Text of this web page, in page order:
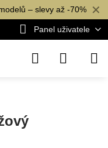
✕
– slevy až -70%
Panel uživatele